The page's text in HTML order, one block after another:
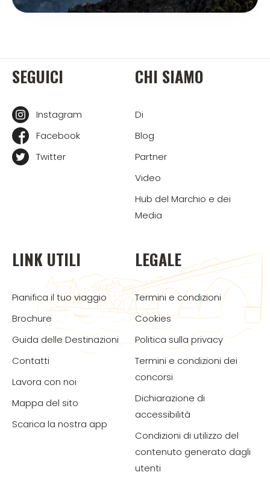
SEGUICI
Instagram
Facebook
Twitter
CHI SIAMO
Di
Blog
Partner
Video
Hub del Marchio e dei
Media
LINK UTILI
Pianifica il tuo viaggio
Brochure
Guida delle Destinazioni
Contatti
Lavora con noi
Mappa del sito
Scarica la nostra app
LEGALE
Termini e condizioni
Cookies
Politica sulla privacy
Termini e condizioni dei
concorsi
Dichiarazione di
accessibilità
Condizioni di utilizzo del
contenuto generato dagli
utenti